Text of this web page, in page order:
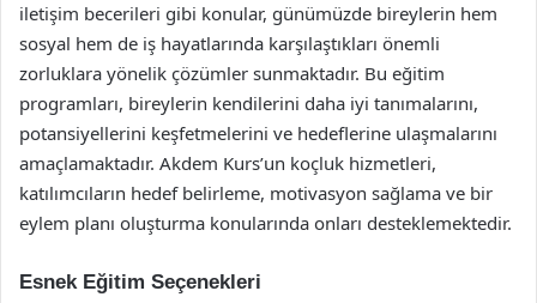
iletişim becerileri gibi konular, günümüzde bireylerin hem
sosyal hem de iş hayatlarında karşılaştıkları önemli
zorluklara yönelik çözümler sunmaktadır. Bu eğitim
programları, bireylerin kendilerini daha iyi tanımalarını,
potansiyellerini keşfetmelerini ve hedeflerine ulaşmalarını
amaçlamaktadır. Akdem Kurs’un koçluk hizmetleri,
katılımcıların hedef belirleme, motivasyon sağlama ve bir
eylem planı oluşturma konularında onları desteklemektedir.
Esnek Eğitim Seçenekleri